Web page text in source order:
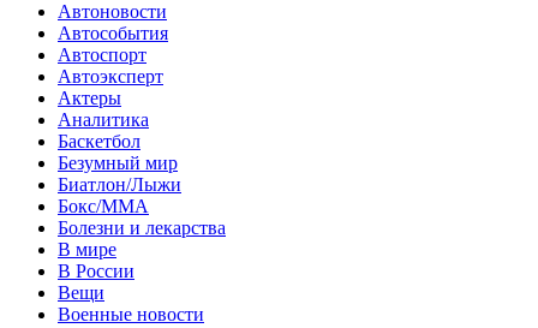
Автоновости
Автособытия
Автоспорт
Автоэксперт
Актеры
Аналитика
Баскетбол
Безумный мир
Биатлон/Лыжи
Бокс/MMA
Болезни и лекарства
В мире
В России
Вещи
Военные новости